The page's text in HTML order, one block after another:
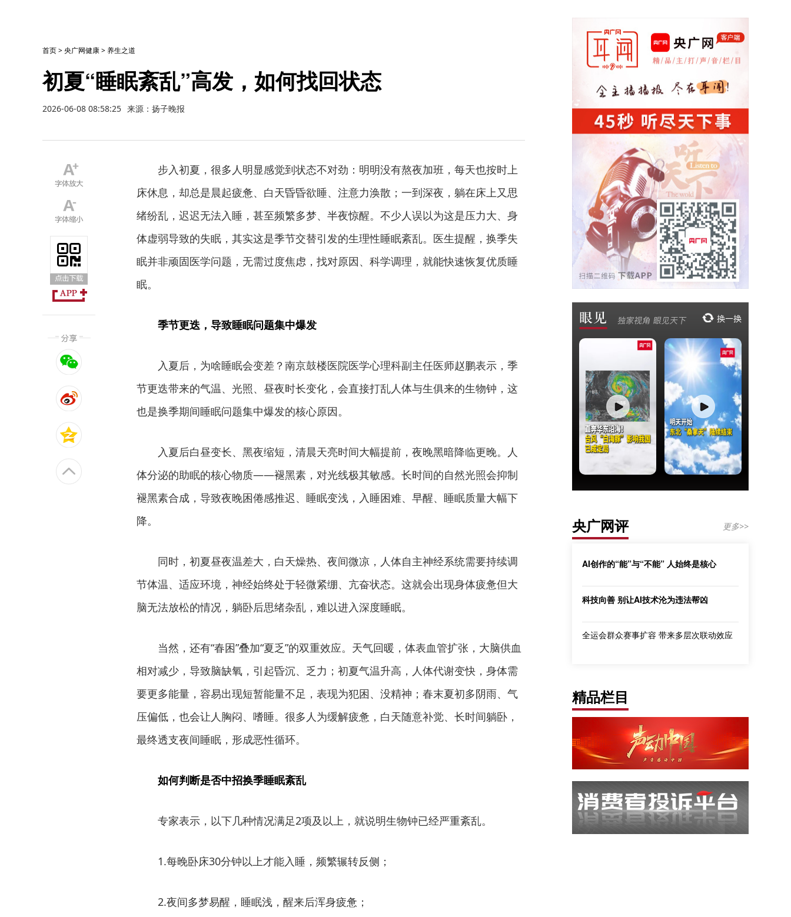
首页>央广网健康>养生之道
初夏“睡眠紊乱”高发，如何找回状态
2026-06-08 08:58:25 来源：扬子晚报
步入初夏，很多人明显感觉到状态不对劲：明明没有熬夜加班，每天也按时上
床休息，却总是晨起疲惫、白天昏昏欲睡、注意力涣散；一到深夜，躺在床上又思
绪纷乱，迟迟无法入睡，甚至频繁多梦、半夜惊醒。不少人误以为这是压力大、身
体虚弱导致的失眠，其实这是季节交替引发的生理性睡眠紊乱。医生提醒，换季失
眠并非顽固医学问题，无需过度焦虑，找对原因、科学调理，就能快速恢复优质睡
眠。
季节更迭，导致睡眠问题集中爆发
入夏后，为啥睡眠会变差？南京鼓楼医院医学心理科副主任医师赵鹏表示，季
节更迭带来的气温、光照、昼夜时长变化，会直接打乱人体与生俱来的生物钟，这
也是换季期间睡眠问题集中爆发的核心原因。
入夏后白昼变长、黑夜缩短，清晨天亮时间大幅提前，夜晚黑暗降临更晚。人
体分泌的助眠的核心物质——褪黑素，对光线极其敏感。长时间的自然光照会抑制
褪黑素合成，导致夜晚困倦感推迟、睡眠变浅，入睡困难、早醒、睡眠质量大幅下
降。
同时，初夏昼夜温差大，白天燥热、夜间微凉，人体自主神经系统需要持续调
节体温、适应环境，神经始终处于轻微紧绷、亢奋状态。这就会出现身体疲惫但大
脑无法放松的情况，躺卧后思绪杂乱，难以进入深度睡眠。
当然，还有“春困”叠加“夏乏”的双重效应。天气回暖，体表血管扩张，大脑供血
相对减少，导致脑缺氧，引起昏沉、乏力；初夏气温升高，人体代谢变快，身体需
要更多能量，容易出现短暂能量不足，表现为犯困、没精神；春末夏初多阴雨、气
压偏低，也会让人胸闷、嗜睡。很多人为缓解疲惫，白天随意补觉、长时间躺卧，
最终透支夜间睡眠，形成恶性循环。
如何判断是否中招换季睡眠紊乱
专家表示，以下几种情况满足2项及以上，就说明生物钟已经严重紊乱。
1.每晚卧床30分钟以上才能入睡，频繁辗转反侧；
2.夜间多梦易醒，睡眠浅，醒来后浑身疲惫；
央广网评 更多>>
AI创作的“能”与“不能” 人始终是核心
科技向善 别让AI技术沦为违法帮凶
全运会群众赛事扩容 带来多层次联动效应
精品栏目